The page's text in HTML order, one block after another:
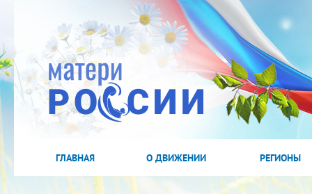
ГЛАВНАЯ О ДВИЖЕНИИ РЕГИОНЫ